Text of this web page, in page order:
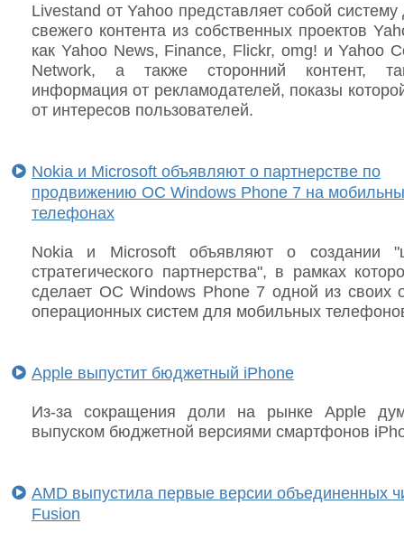
Livestand от Yahoo представляет собой систему
свежего контента из собственных проектов
как Yahoo News, Finance, Flickr, omg! и Yahoo
Network, а также сторонний контент,
информация от рекламодателей, показы
от интересов пользователей.
Nokia и Microsoft объявляют о партнерстве по
продвижению ОС Windows Phone 7 на
телефонах
Nokia и Microsoft объявляют о создании
стратегического партнерства", в рамках
сделает ОС Windows Phone 7 одной из своих
операционных систем для мобильных
Apple выпустит бюджетный iPhone
Из-за сокращения доли на рынке Apple
выпуском бюджетной версиями смартфонов
AMD выпустила первые версии объединенных
Fusion